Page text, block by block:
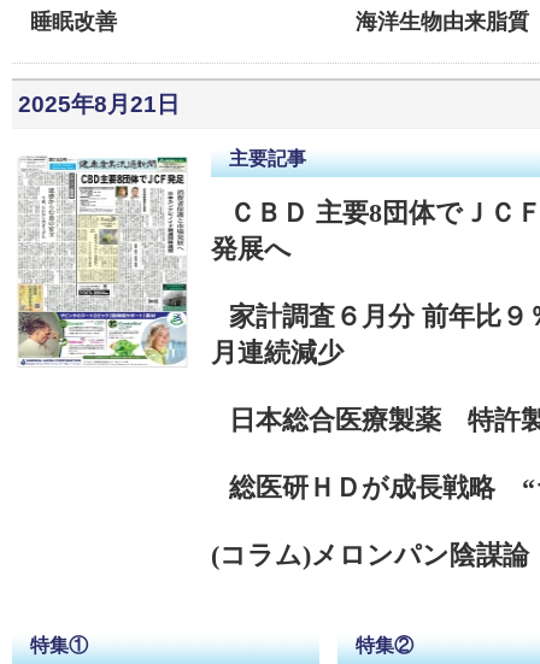
睡眠改善 海洋生物由来脂質
2025年8月21日
主要記事
ＣＢＤ 主要8団体でＪ
発展へ
家計調査６月分 前年比
月連続減少
日本総合医療製薬 特許
総医研ＨＤが成長戦略
(コラム)メロンパン陰謀
特集① 特集②